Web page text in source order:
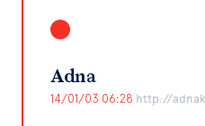
Adna
14/01/03 06:28 http://